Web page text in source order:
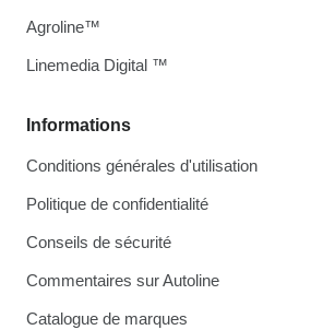
Informations
Conditions générales d'utilisation
Politique de confidentialité
Conseils de sécurité
Commentaires sur Autoline
Catalogue de marques
Agroline™
Linemedia Digital ™